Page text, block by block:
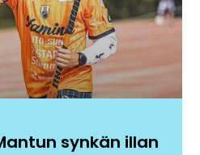
synkän illan